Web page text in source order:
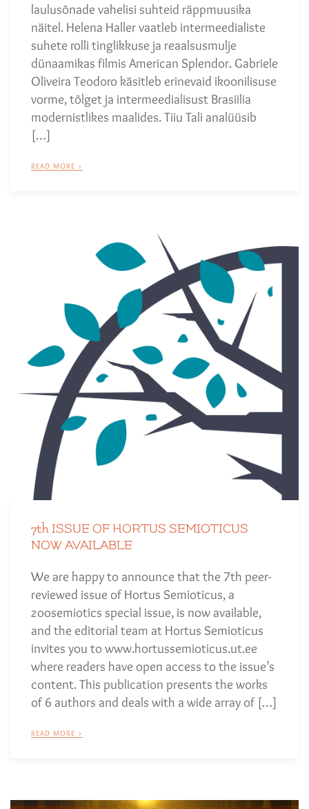
laulusõnade vahelisi suhteid räppmuusika
näitel. Helena Haller vaatleb intermeedialiste
suhete rolli tinglikkuse ja reaalsusmulje
dünaamikas filmis American Splendor. Gabriele
Oliveira Teodoro käsitleb erinevaid ikoonilisuse
vorme, tõlget ja intermeedialisust Brasiilia
modernistlikes maalides. Tiiu Tali analüüsib
[…]
READ MORE >
7th ISSUE OF HORTUS SEMIOTICUS
NOW AVAILABLE
We are happy to announce that the 7th peer-
reviewed issue of Hortus Semioticus, a
zoosemiotics special issue, is now available,
and the editorial team at Hortus Semioticus
invites you to www.hortussemioticus.ut.ee
where readers have open access to the issue’s
content. This publication presents the works
of 6 authors and deals with a wide array of […]
READ MORE >